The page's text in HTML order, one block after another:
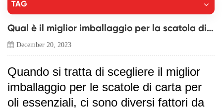
TAG
Qual è il miglior imballaggio per la scatola di carta per oli essenziali
December 20, 2023
Quando si tratta di scegliere il miglior
imballaggio per le scatole di carta per
oli essenziali, ci sono diversi fattori da